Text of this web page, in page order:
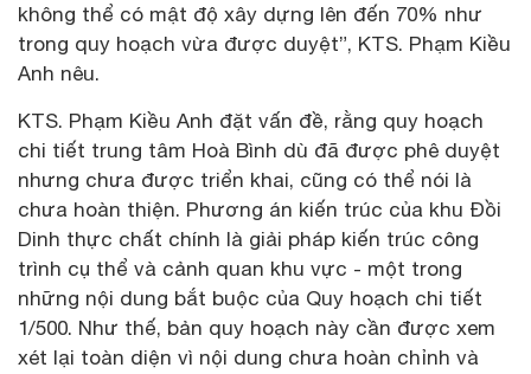
không thể có mật độ xây dựng lên đến 70% như
trong quy hoạch vừa được duyệt”, KTS. Phạm Kiều
Anh nêu.
KTS. Phạm Kiều Anh đặt vấn đề, rằng quy hoạch
chi tiết trung tâm Hoà Bình dù đã được phê duyệt
nhưng chưa được triển khai, cũng có thể nói là
chưa hoàn thiện. Phương án kiến trúc của khu Đồi
Dinh thực chất chính là giải pháp kiến trúc công
trình cụ thể và cảnh quan khu vực - một trong
những nội dung bắt buộc của Quy hoạch chi tiết
1/500. Như thế, bản quy hoạch này cần được xem
xét lại toàn diện vì nội dung chưa hoàn chỉnh và